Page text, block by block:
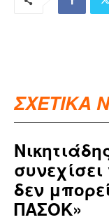
ΣΧΕΤΙΚΑ
δεν
ΠΑΣΟΚ»